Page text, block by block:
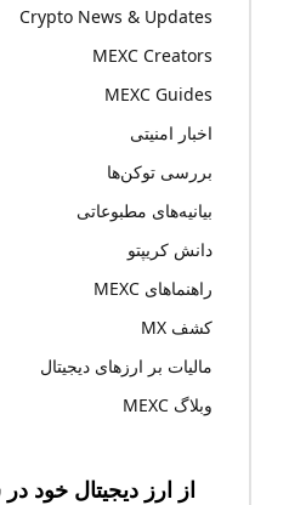
Crypto News & Updates
MEXC Creators
MEXC Guides
اخبار امنیتی
بررسی توکن‌ها
بیانیه‌های مطبوعاتی
دانش کریپتو
راهنماهای MEXC
کشف MX
مالیات بر ارزهای دیجیتال
وبلاگ MEXC
از ارز دیجیتال خود